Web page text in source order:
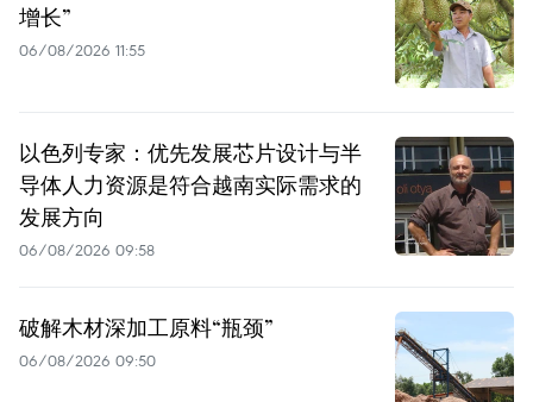
增长”
06/08/2026 11:55
以色列专家：优先发展芯片设计与半
导体人力资源是符合越南实际需求的
发展方向
06/08/2026 09:58
破解木材深加工原料“瓶颈”
06/08/2026 09:50